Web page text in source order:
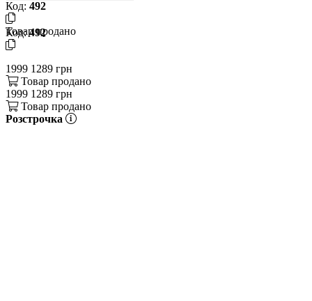
Код: 492
Товар продано
Код:492
1999 1289 грн
Товар продано
1999 1289 грн
Товар продано
Розстрочка